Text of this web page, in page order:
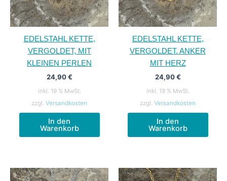
EDELSTAHL KETTE,
VERGOLDET, MIT
KLEINEN PERLEN
24,90€
inkl. 19 % MwSt.
zzgl. Versandkosten
In den
Warenkorb
EDELSTAHL KETTE,
VERGOLDET. ANKER
MIT HERZ
24,90€
inkl. 19 % MwSt.
zzgl. Versandkosten
In den
Warenkorb